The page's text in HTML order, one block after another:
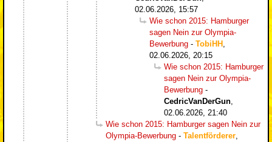
02.06.2026, 15:57
Wie schon 2015: Hamburger
sagen Nein zur Olympia-
Bewerbung - TobiHH
02.06.2026, 20:15
Wie schon 2015: Hamburger
sagen Nein zur Olympia-
Bewerbung -
CedricVanDerGun
02.06.2026, 21:40
Wie schon 2015: Hamburger sagen Nein zur
Olympia-Bewerbung - Talentförderer